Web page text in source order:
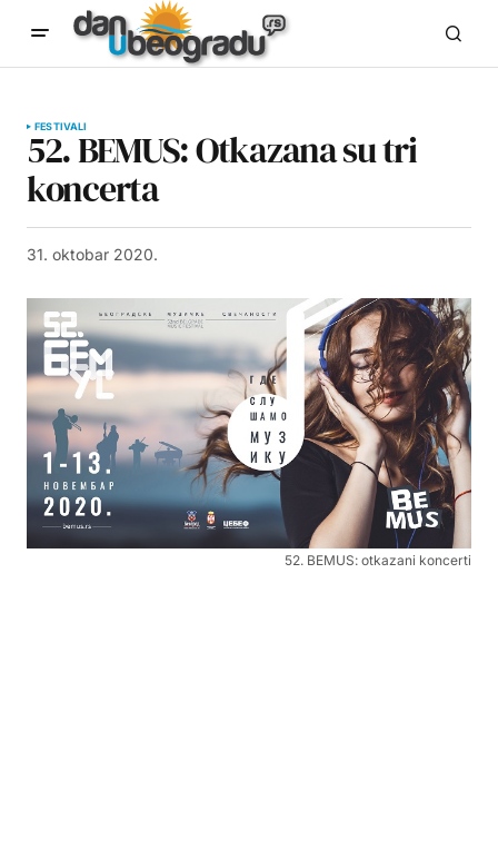
FESTIVALI
52. BEMUS: Otkazana su tri
koncerta
31. oktobar 2020.
52. BEMUS: otkazani koncerti